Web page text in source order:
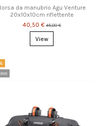
da manubrio Agu Venture
20x10x10cm riflettente
40,50 € 45,00 €
View